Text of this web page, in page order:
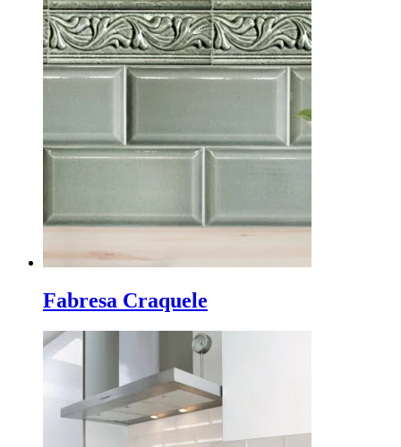
Fabresa Craquele